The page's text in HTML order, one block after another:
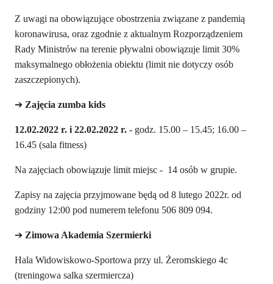
Z uwagi na obowiązujące obostrzenia związane z pandemią
koronawirusa, oraz zgodnie z aktualnym Rozporządzeniem
Rady Ministrów na terenie pływalni obowiązuje limit 30%
maksymalnego obłożenia obiektu (limit nie dotyczy osób
zaszczepionych).
➔ Zajęcia zumba kids
12.02.2022 r. i 22.02.2022 r. - godz. 15.00 – 15.45; 16.00 –
16.45 (sala fitness)
Na zajęciach obowiązuje limit miejsc - 14 osób w grupie.
Zapisy na zajęcia przyjmowane będą od 8 lutego 2022r. od
godziny 12:00 pod numerem telefonu 506 809 094.
➔ Zimowa Akademia Szermierki
Hala Widowiskowo-Sportowa przy ul. Żeromskiego 4c
(treningowa salka szermiercza)